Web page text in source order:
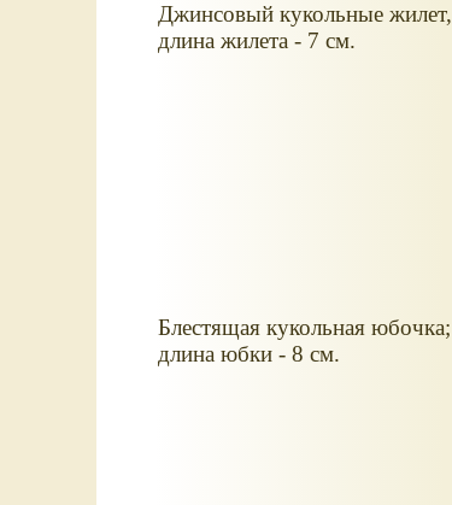
Джинсовый кукольные жилет,
длина жилета - 7 см.
Блестящая кукольная юбочка;
длина юбки - 8 см.